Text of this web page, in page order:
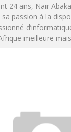
24 ans, Nair
passion à la
meilleure mais